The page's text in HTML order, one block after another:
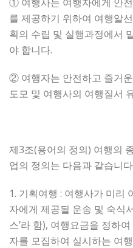
를 제공하기 위하여 여행알
획의 수립 및 실행과정에서
야 합니다.
② 여행자는 안전하고 즐거
도모 및 여행사의 여행질서
제3조(용어의 정의) 여행의
업의 정의는 다음과 같습니
1. 기획여행 : 여행사가 미리
자에게 제공될 운송 및 숙식
스’라 함), 여행요금을 정하
자를 모집하여 실시하는 여